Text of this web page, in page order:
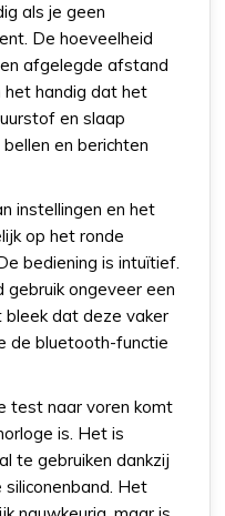
als je geen
De hoeveelheid
afgelegde afstand
het handig dat het
en slaap
en berichten
instellingen en het
op het ronde
bediening is intuïtief.
ongeveer een
dat deze vaker
de bluetooth-functie
test naar voren komt
is. Het is
te gebruiken dankzij
Het